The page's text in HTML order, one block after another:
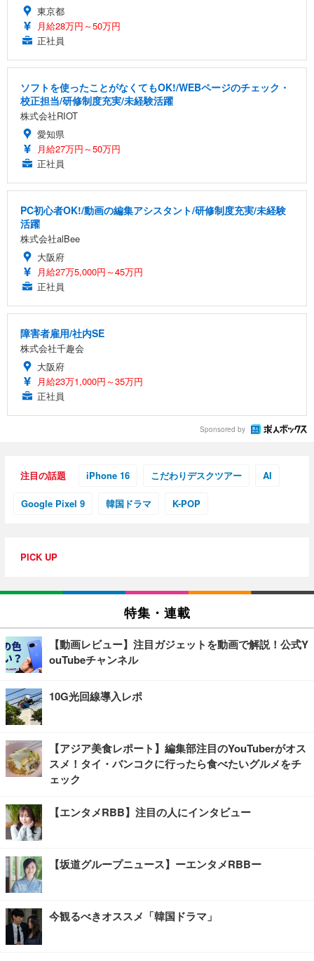
東京都
月給28万円～50万円
正社員
ソフトを使ったことがなくてもOK!/WEBページのチェック・
校正担当/研修制度充実/未経験活躍
株式会社RIOT
愛知県
月給27万円～50万円
正社員
PC初心者OK!/動画の編集アシスタント/研修制度充実/未経験
活躍
株式会社alBee
大阪府
月給27万5,000円～45万円
正社員
障害者雇用/社内SE
株式会社千趣会
大阪府
月給23万1,000円～35万円
正社員
Sponsored by
注目の話題 iPhone 16 こだわりデスクツアー AI
Google Pixel 9 韓国ドラマ K-POP
PICK UP
特集・連載
【動画レビュー】注目ガジェットを動画で解説！公式Y
ouTubeチャンネル
10G光回線導入レポ
【アジア美食レポート】編集部注目のYouTuberがオス
スメ！タイ・バンコクに行ったら食べたいグルメをチ
ェック
【エンタメRBB】注目の人にインタビュー
【坂道グループニュース】ーエンタメRBBー
今観るべきオススメ「韓国ドラマ」